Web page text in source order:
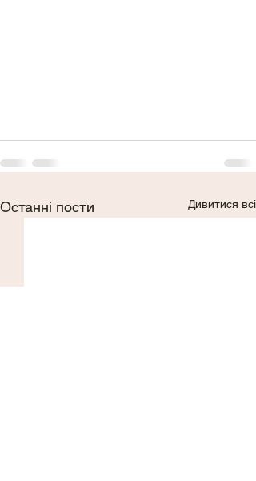
Останні пости Дивитися всі